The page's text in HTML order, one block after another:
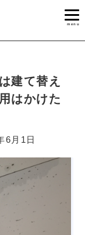
menu
建て替え
はかけた
6月1日